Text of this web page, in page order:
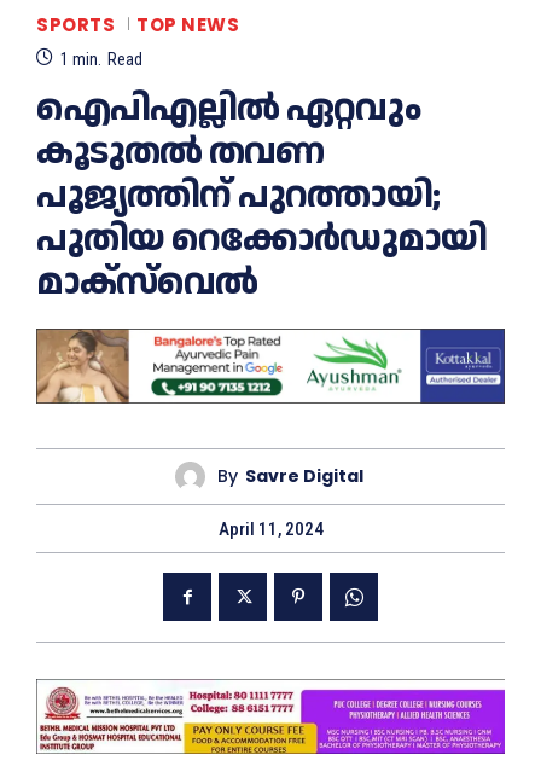
SPORTS TOP NEWS
1 min. Read
ഐപിഎല്ലിൽ ഏറ്റവും
കൂടുതൽ തവണ
പൂജ്യത്തിന് പുറത്തായി;
പുതിയ റെക്കോർഡുമായി
മാക്സ്‌വെൽ
By Savre Digital
April 11, 2024